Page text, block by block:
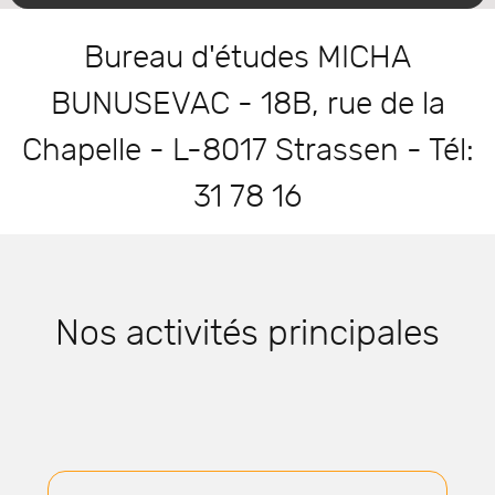
Bureau d'études MICHA
BUNUSEVAC - 18B, rue de la
Chapelle - L-8017 Strassen - Tél:
31 78 16
Nos activités principales